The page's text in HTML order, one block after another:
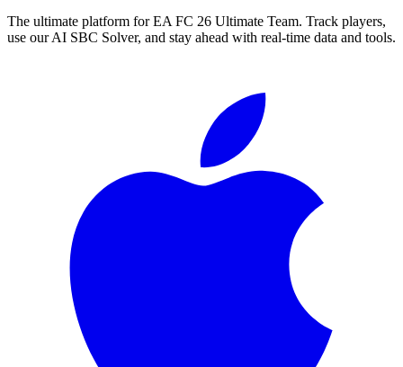
The ultimate platform for EA FC 26 Ultimate Team. Track players,
use our AI SBC Solver, and stay ahead with real-time data and tools.